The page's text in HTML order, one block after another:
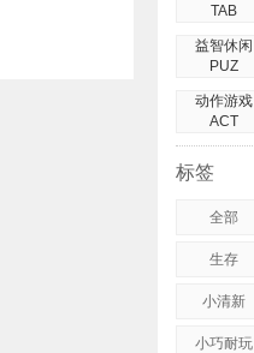
TAB
益智休闲
PUZ
动作游戏
ACT
标签
全部
生存
小清新
小巧耐玩